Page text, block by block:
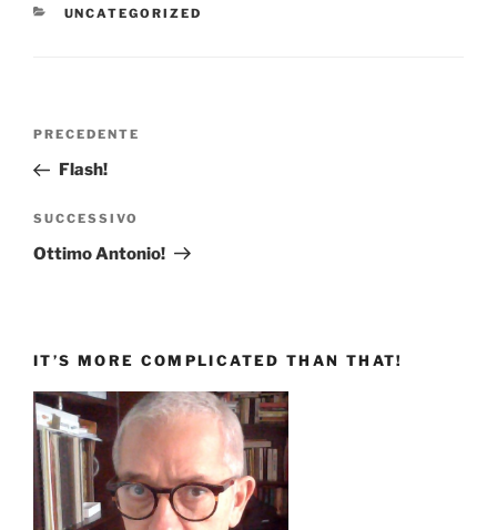
CATEGORIE
UNCATEGORIZED
Navigazione
Articolo
precedente:
PRECEDENTE
Flash!
Articolo
successivo
SUCCESSIVO
Ottimo Antonio!
IT’S MORE COMPLICATED THAN THAT!